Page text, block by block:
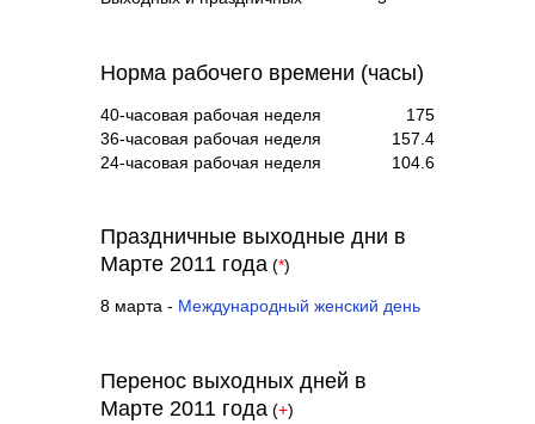
Норма рабочего времени (часы)
40-часовая рабочая неделя
175
36-часовая рабочая неделя
157.4
24-часовая рабочая неделя
104.6
Праздничные выходные дни в
Марте 2011 года (*)
8 марта - Международный женский день
Перенос выходных дней в
Марте 2011 года (+)